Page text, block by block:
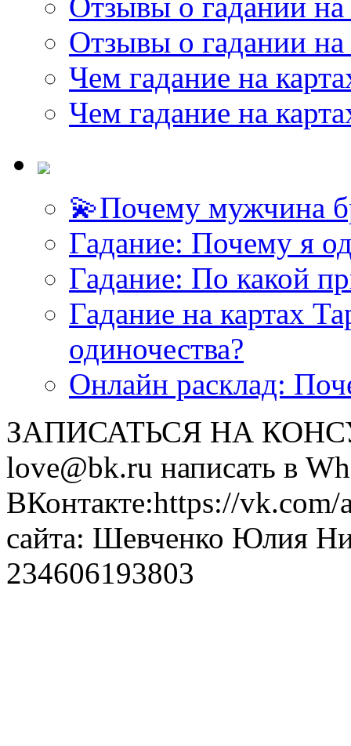
Отзывы о гадании на
Чем гадание на
Чем гадание на
💫Почему мужчина
Гадание: Почему я
Гадание: По какой
Гадание на картах
одиночества?
Онлайн расклад:
ЗАПИСАТЬСЯ НА
love@bk.ru написать в
ВКонтакте:https://
сайта: Шевченко Юлия
234606193803